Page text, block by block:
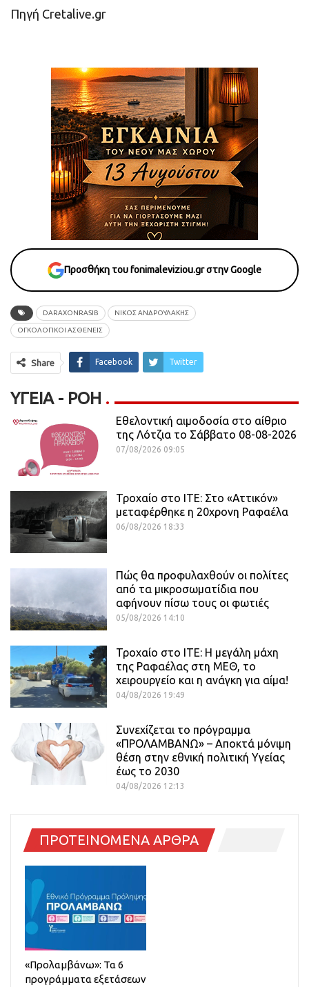
Πηγή Cretalive.gr
Προσθήκη του fonimaleviziou.gr στην Google
DARAXONRASIB ΝΙΚΟΣ ΑΝΔΡΟΥΛΑΚΗΣ
ΟΓΚΟΛΟΓΙΚΟΙ ΑΣΘΕΝΕΙΣ
Share Facebook Twitter
ΥΓΕΊΑ - ΡΟΗ
Εθελοντική αιμοδοσία στο αίθριο
της Λότζια το Σάββατο 08-08-2026
07/08/2026 09:05
Τροχαίο στο ΙΤΕ: Στο «Αττικόν»
μεταφέρθηκε η 20χρονη Ραφαέλα
06/08/2026 18:33
Πώς θα προφυλαχθούν οι πολίτες
από τα μικροσωματίδια που
αφήνουν πίσω τους οι φωτιές
05/08/2026 14:10
Τροχαίο στο ΙΤΕ: Η μεγάλη μάχη
της Ραφαέλας στη ΜΕΘ, το
χειρουργείο και η ανάγκη για αίμα!
04/08/2026 19:49
Συνεχίζεται το πρόγραμμα
«ΠΡΟΛΑΜΒΑΝΩ» – Αποκτά μόνιμη
θέση στην εθνική πολιτική Υγείας
έως το 2030
04/08/2026 12:13
ΠΡΟΤΕΙΝΟΜΕΝΑ ΑΡΘΡΑ
«Προλαμβάνω»: Τα 6
προγράμματα εξετάσεων